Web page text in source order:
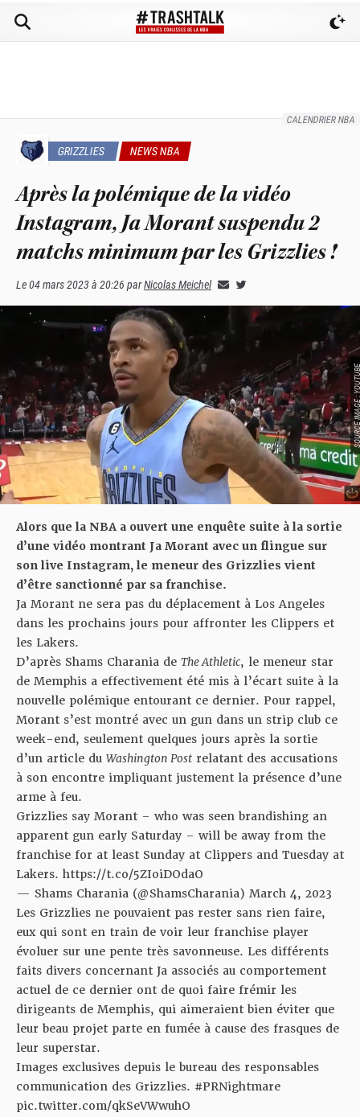
CALENDRIER NBA
GRIZZLIES NEWS NBA
Après la polémique de la vidéo
Instagram, Ja Morant suspendu 2
matchs minimum par les Grizzlies !
Le04 mars 2023 à 20:26 parNicolas Meichel
SOURCE
Alors que la NBA a ouvert une enquête suite à la sortie
d’une vidéo montrant Ja Morant avec un flingue sur
son live Instagram, le meneur des Grizzlies vient
d’être sanctionné par sa franchise.
Ja Morant ne sera pas du déplacement à Los Angeles
dans les prochains jours pour affronter les Clippers et
les Lakers.
D’après Shams Charania de The Athletic, le meneur star
de Memphis a effectivement été mis à l’écart suite à la
nouvelle polémique entourant ce dernier. Pour rappel,
Morant s’est montré avec un gun dans un strip club ce
week-end, seulement quelques jours après la sortie
d’un article du Washington Post relatant des accusations
à son encontre impliquant justement la présence d’une
arme à feu.
Grizzlies say Morant – who was seen brandishing an
apparent gun early Saturday – will be away from the
franchise for at least Sunday at Clippers and Tuesday at
Lakers. https://t.co/5ZIoiDOdaO
— Shams Charania (@ShamsCharania) March 4, 2023
Les Grizzlies ne pouvaient pas rester sans rien faire,
eux qui sont en train de voir leur franchise player
évoluer sur une pente très savonneuse. Les différents
faits divers concernant Ja associés au comportement
actuel de ce dernier ont de quoi faire frémir les
dirigeants de Memphis, qui aimeraient bien éviter que
leur beau projet parte en fumée à cause des frasques de
leur superstar.
Images exclusives depuis le bureau des responsables
communication des Grizzlies. #PRNightmare
pic.twitter.com/qkSeVWwuhO